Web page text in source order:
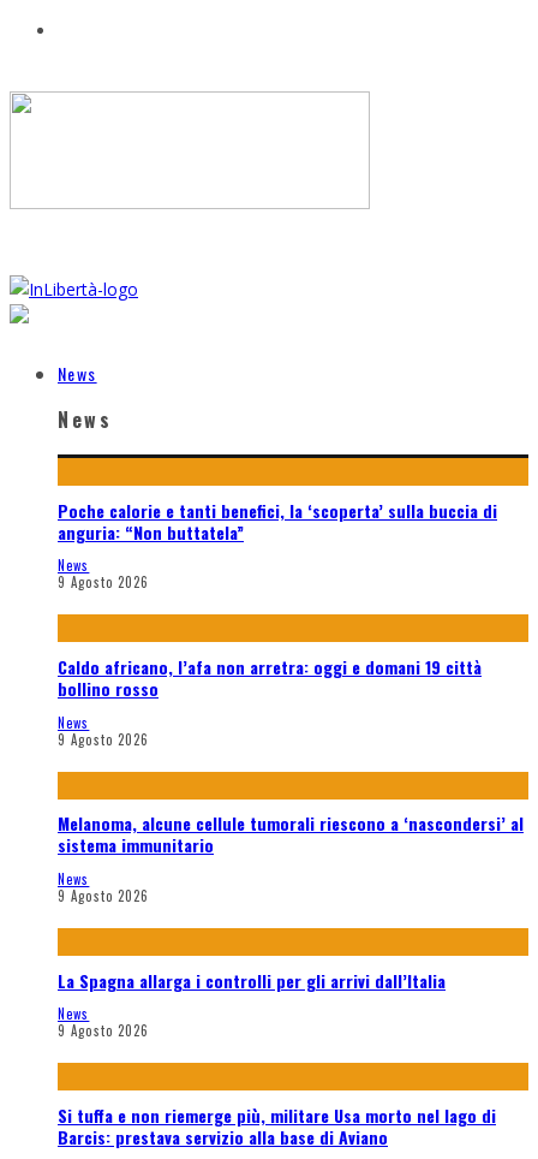
News
News
Poche calorie e tanti benefici, la ‘scoperta’ sulla buccia di
anguria: “Non buttatela”
News
9 Agosto 2026
Caldo africano, l’afa non arretra: oggi e domani 19 città
bollino rosso
News
9 Agosto 2026
Melanoma, alcune cellule tumorali riescono a ‘nascondersi’ al
sistema immunitario
News
9 Agosto 2026
La Spagna allarga i controlli per gli arrivi dall’Italia
News
9 Agosto 2026
Si tuffa e non riemerge più, militare Usa morto nel lago di
Barcis: prestava servizio alla base di Aviano